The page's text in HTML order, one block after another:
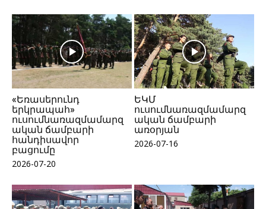
«Եռասերունդ
երկրապահ»
ուսումնառազմամարզ
ական ճամբարի
հանդիսավոր
բացումը
2026-07-20
ԵԿՄ
ուսումնառազմամարզ
ական ճամբարի
առօրյան
2026-07-16